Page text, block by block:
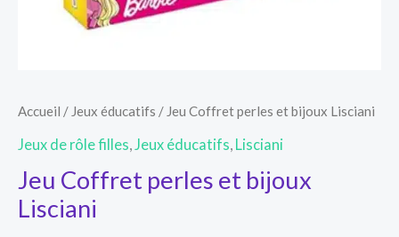
Accueil / Jeux éducatifs / Jeu Coffret perles et bijoux Lisciani
Jeux de rôle filles Jeux éducatifs Lisciani
Jeu Coffret perles et bijoux
Lisciani